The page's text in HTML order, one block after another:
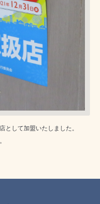
として加盟いたしました。